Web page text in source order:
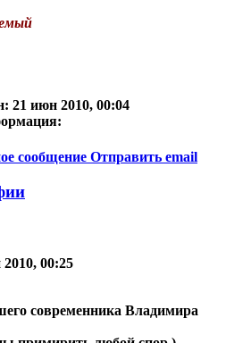
21 июн 2010, 00:04
сообщение Отправить email
00:25
современника Владимира